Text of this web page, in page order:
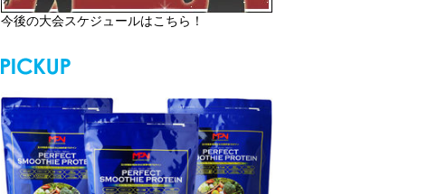
今後の大会スケジュールはこちら！